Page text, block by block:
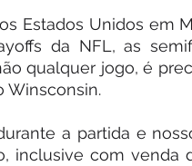
Estados Unidos em
da NFL, as
qualquer jogo, é
Winsconsin.
a partida e
inclusive com venda